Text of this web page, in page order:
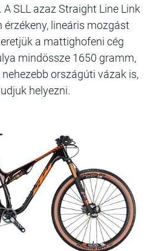
SLL azaz Straight Line Link
lineáris mozgást
a mattighofeni cég
mindössze 1650 gramm,
országúti vázak is,
helyezni.